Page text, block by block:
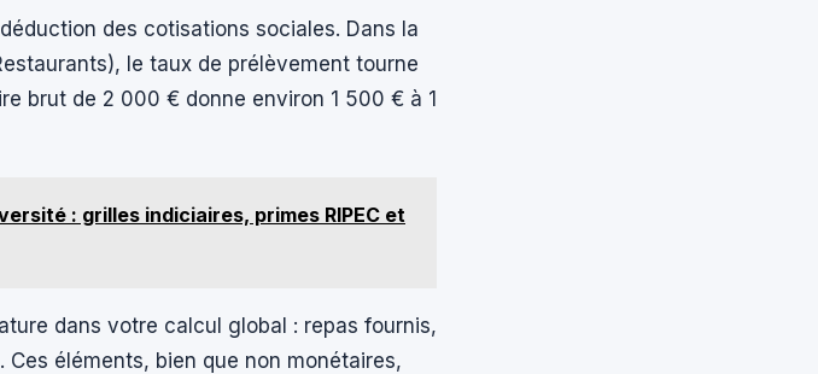
des cotisations sociales. Dans la
le taux de prélèvement tourne
brut de 2 000 € donne environ 1 500 € à 1
: grilles indiciaires, primes RIPEC et
dans votre calcul global : repas fournis,
éléments, bien que non monétaires,